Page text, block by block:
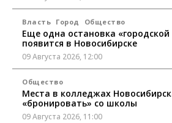
Власть Город Общество
Еще одна остановка «городской
появится в Новосибирске
09 Августа 2026, 12:00
Общество
Места в колледжах
«бронировать» со школы
09 Августа 2026, 11:00